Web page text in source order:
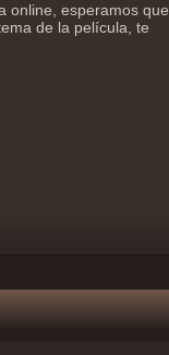
online, esperamos que
de la película, te